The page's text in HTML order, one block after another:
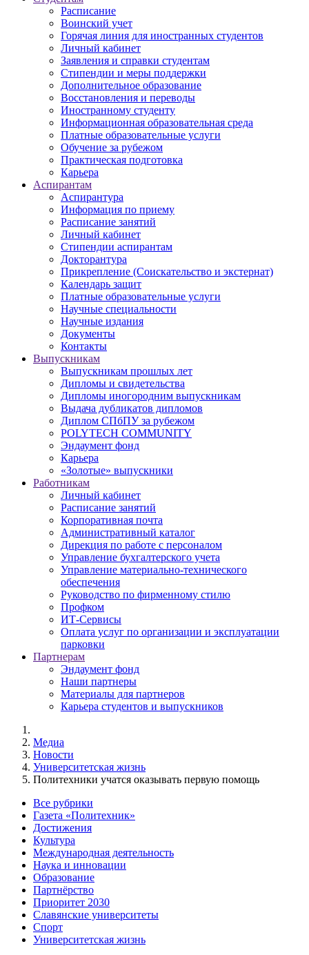
Расписание
Воинский учет
Горячая линия для иностранных студентов
Личный кабинет
Заявления и справки студентам
Стипендии и меры поддержки
Дополнительное образование
Восстановления и переводы
Иностранному студенту
Информационная образовательная среда
Платные образовательные услуги
Обучение за рубежом
Практическая подготовка
Карьера
Аспирантам
Аспирантура
Информация по приему
Расписание занятий
Личный кабинет
Стипендии аспирантам
Докторантура
Прикрепление (Соискательство и экстернат)
Календарь защит
Платные образовательные услуги
Научные специальности
Научные издания
Документы
Контакты
Выпускникам
Выпускникам прошлых лет
Дипломы и свидетельства
Дипломы иногородним выпускникам
Выдача дубликатов дипломов
Диплом СПбПУ за рубежом
POLYTECH COMMUNITY
Эндаумент фонд
Карьера
«Золотые» выпускники
Работникам
Личный кабинет
Расписание занятий
Корпоративная почта
Административный каталог
Дирекция по работе с персоналом
Управление бухгалтерского учета
Управление материально-технического
обеспечения
Руководство по фирменному стилю
Профком
ИТ-Сервисы
Оплата услуг по организации и эксплуатации
парковки
Партнерам
Эндаумент фонд
Наши партнеры
Материалы для партнеров
Карьера студентов и выпускников
Медиа
Новости
Университетская жизнь
Политехники учатся оказывать первую помощь
Все рубрики
Газета «Политехник»
Достижения
Культура
Международная деятельность
Наука и инновации
Образование
Партнёрство
Приоритет 2030
Славянские университеты
Спорт
Университетская жизнь